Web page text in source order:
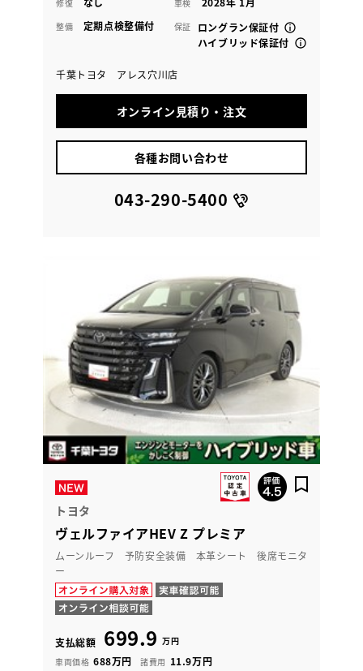
修復 車検
整備 定期点検整備付 保証
ロングラン保証付
ハイブリッド保証付
千葉トヨタ アレス穴川店
オンライン見積り・注文
各種お問い合わせ
043-290-5400
トヨタ
ヴェルファイアHEV Z プレミア
ムーンルーフ 予防安全装備 本革シート 後席モニタ
ー
支払総額 699.9 万円
車両価格 688万円 諸費用 11.9万円